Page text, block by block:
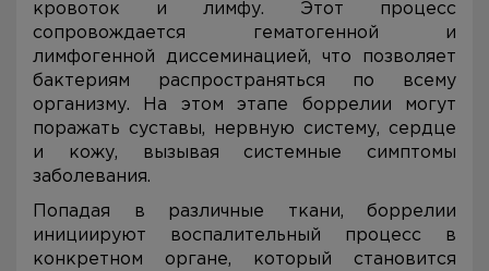
кровоток и лимфу. Этот процесс
сопровождается гематогенной и
лимфогенной диссеминацией, что позволяет
бактериям распространяться по всему
организму. На этом этапе боррелии могут
поражать суставы, нервную систему, сердце
и кожу, вызывая системные симптомы
заболевания.
Попадая в различные ткани, боррелии
инициируют воспалительный процесс в
конкретном органе, который становится